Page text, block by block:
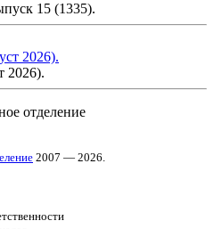
15 (1335).
2026).
отделение
2007 — 2026.